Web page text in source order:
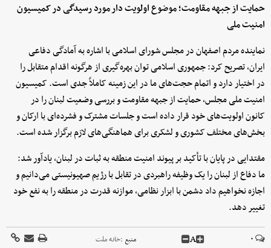
حمایت از جبهه مقاومت؛ موضوع اولویت دار مورد رسیدگی در کمیسیون
امنیت ملی
نماینده مردم اصفهان در مجلس شورای اسلامی با اشاره به آمادگی دفاعی
ایران، تصریح کرد: جمهوری اسلامی توان بهره‌گیری از هرگونه اقدام متقابل را
در اختیار دارد و اتمام حجت‌های ما در این زمینه کاملاً جدی است. کمیسیون
امنیت ملی مجلس، حمایت از جبهه مقاومت و بررسی وضعیت لبنان را در
کانون اولویت‌های خود قرار داده است و جلسات مشترک و فشرده‌ای با ارکان و
بخش‌های مختلف کشوری و لشکری برای هماهنگی‌های لازم برگزار شده است.
مقتدایی در پایان با تأکید بر پیوند امنیت منطقه به ثبات در لبنان، یادآور شد:
ما دفاع از لبنان را یک وظیفه راهبردی در تقابل با رژیم صهیونیستی می‌دانیم و
اجازه نخواهیم داد دشمن با ابزار نظامی، موازنه قدرت در منطقه را به نفع خود
تغییر دهد.
۰ A منبع :خانه ملت